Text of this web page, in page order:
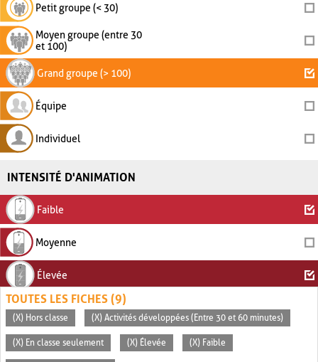
Petit groupe (< 30)
Moyen groupe (entre 30
et 100)
Grand groupe (> 100)
Équipe
Individuel
INTENSITÉ D'ANIMATION
Faible
Moyenne
Élevée
TOUTES LES FICHES (9)
(X) Hors classe (X) Activités développées (Entre 30 et 60 minutes)
(X) En classe seulement (X) Élevée (X) Faible